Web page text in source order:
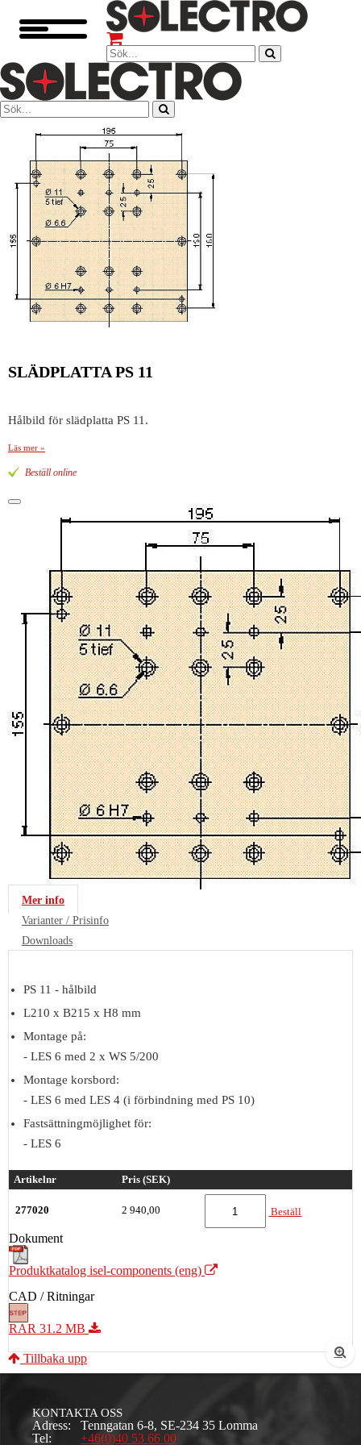
SLÄDPLATTA PS 11
Hålbild för slädplatta PS 11.
Läs mer »
Beställ online
Mer info
Varianter / Prisinfo
Downloads
PS 11 - hålbild
L210 x B215 x H8 mm
Montage på:
- LES 6 med 2 x WS 5/200
Montage korsbord:
- LES 6 med LES 4 (i förbindning med PS 10)
Fastsättningmöjlighet för:
- LES 6
Artikelnr Pris (SEK)
277020 2 940,00 Beställ
Dokument
Produktkatalog isel-components (eng)
CAD / Ritningar
RAR 31.2 MB
Tillbaka upp
KONTAKTA OSS
Adress:
Tenngatan 6-8, SE-234 35 Lomma
Tel:
+46(0)40 53 66 00